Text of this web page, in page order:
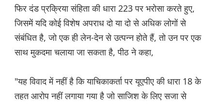
फिर दंड प्रक्रिया संहिता की धारा 223 पर भरोसा करते हुए,
जिसमें यदि कोई विशेष अपराध दो या दो से अधिक लोगों से
संबंधित है, जो एक ही लेन-देन से उत्पन्न होते हैं, तो उन पर एक
साथ मुकदमा चलाया जा सकता है, पीठ ने कहा,
"यह विवाद में नहीं है कि याचिकाकर्ता पर यूएपीए की धारा 18 के
तहत आरोप नहीं लगाया गया है जो साजिश के लिए सजा से